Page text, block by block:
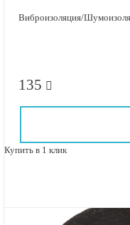
Виброизоляция/
135
Купить в 1 клик